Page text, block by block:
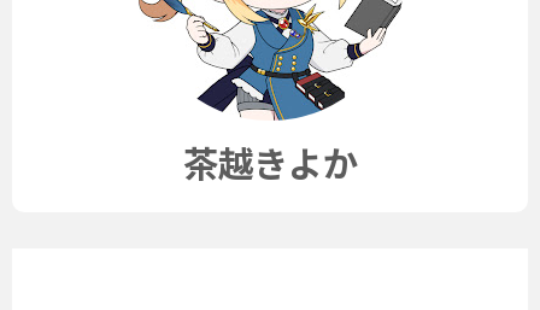
茶越きよか